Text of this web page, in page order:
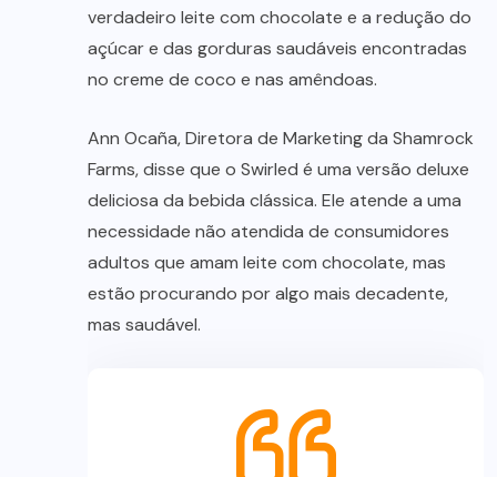
verdadeiro leite com chocolate e a redução do
açúcar e das gorduras saudáveis ​​encontradas
no creme de coco e nas amêndoas.
Ann Ocaña, Diretora de Marketing da Shamrock
Farms, disse que o Swirled é uma versão deluxe
deliciosa da bebida clássica. Ele atende a uma
necessidade não atendida de consumidores
adultos que amam leite com chocolate, mas
estão procurando por algo mais decadente,
mas saudável.